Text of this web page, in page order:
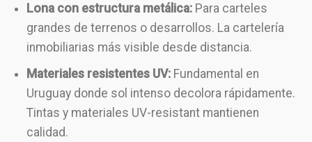
Lona con estructura metálica: Para carteles
grandes de terrenos o desarrollos. La cartelería
inmobiliarias más visible desde distancia.
Materiales resistentes UV: Fundamental en
Uruguay donde sol intenso decolora rápidamente.
Tintas y materiales UV-resistant mantienen
calidad.